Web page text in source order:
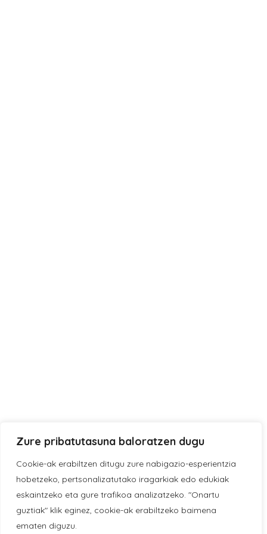
Zure pribatutasuna baloratzen dugu
Cookie-ak erabiltzen ditugu zure nabigazio-esperientzia
hobetzeko, pertsonalizatutako iragarkiak edo edukiak
eskaintzeko eta gure trafikoa analizatzeko. "Onartu
guztiak" klik eginez, cookie-ak erabiltzeko baimena
ematen diguzu.